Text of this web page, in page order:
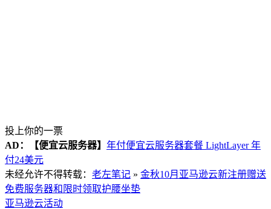
投上你的一票
AD：
【便宜云服务器】 年付便宜云服务器套餐 LightLayer 年
付24美元
未经允许不得转载： 老左笔记 » 金秋10月亚马逊云新注册赠送
免费服务器和限时领取护腰坐垫
亚马逊云活动